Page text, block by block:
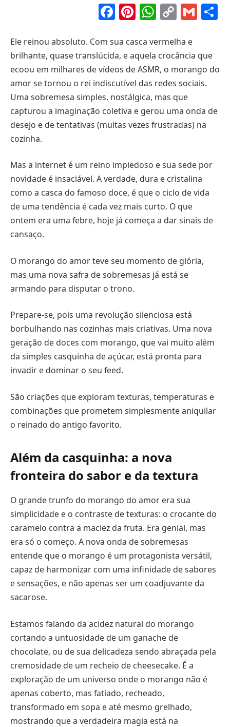
Facebook
Pinterest
Copy
Ele reinou absoluto. Com sua casca vermelha e
brilhante, quase translúcida, e aquela crocância que
ecoou em milhares de vídeos de ASMR, o morango do
amor se tornou o rei indiscutível das redes sociais.
Uma sobremesa simples, nostálgica, mas que
capturou a imaginação coletiva e gerou uma onda de
desejo e de tentativas (muitas vezes frustradas) na
cozinha.
Mas a internet é um reino impiedoso e sua sede por
novidade é insaciável. A verdade, dura e cristalina
como a casca do famoso doce, é que o ciclo de vida
de uma tendência é cada vez mais curto. O que
ontem era uma febre, hoje já começa a dar sinais de
cansaço.
O morango do amor teve seu momento de glória,
mas uma nova safra de sobremesas já está se
armando para disputar o trono.
Prepare-se, pois uma revolução silenciosa está
borbulhando nas cozinhas mais criativas. Uma nova
geração de doces com morango, que vai muito além
da simples casquinha de açúcar, está pronta para
invadir e dominar o seu feed.
São criações que exploram texturas, temperaturas e
combinações que prometem simplesmente aniquilar
o reinado do antigo favorito.
Além da casquinha: a nova
fronteira do sabor e da textura
O grande trunfo do morango do amor era sua
simplicidade e o contraste de texturas: o crocante do
caramelo contra a maciez da fruta. Era genial, mas
era só o começo. A nova onda de sobremesas
entende que o morango é um protagonista versátil,
capaz de harmonizar com uma infinidade de sabores
e sensações, e não apenas ser um coadjuvante da
sacarose.
Estamos falando da acidez natural do morango
cortando a untuosidade de um ganache de
chocolate, ou de sua delicadeza sendo abraçada pela
cremosidade de um recheio de cheesecake. É a
exploração de um universo onde o morango não é
apenas coberto, mas fatiado, recheado,
transformado em sopa e até mesmo grelhado,
mostrando que a verdadeira magia está na